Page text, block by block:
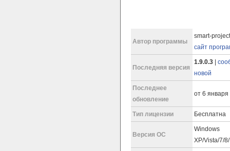
Автор программы
smart-
сайт
Последняя версия
1.9.0.3
новой
Последнее
обновление
от 6 января
Тип лицензии Бесплатна
Версия ОС
Windows
XP/Vista/7/